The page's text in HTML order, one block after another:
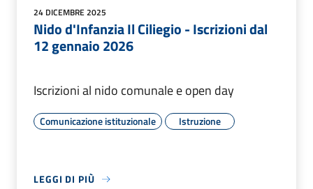
24 DICEMBRE 2025
Nido d'Infanzia Il Ciliegio - Iscrizioni dal
12 gennaio 2026
Iscrizioni al nido comunale e open day
Comunicazione istituzionale Istruzione
LEGGI DI PIÙ